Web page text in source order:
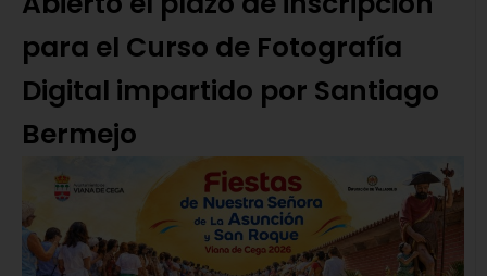
para el Curso de Fotografía
Digital impartido por Santiago
Bermejo